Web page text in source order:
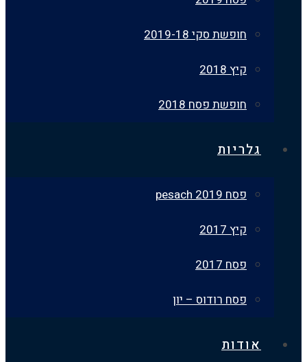
חופשת סקי 2019-18
חופשת פסח 2018
גלריות
פסח רודוס – יון
אודות